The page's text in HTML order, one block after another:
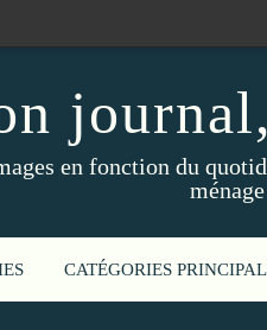
en fonction du
CATÉGORIES